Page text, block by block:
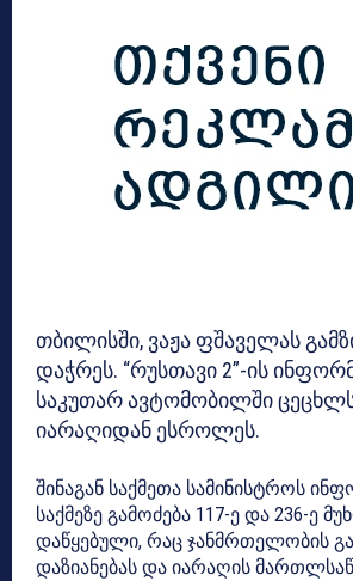
თბილისში, ვაჟა ფშაველას
დაჭრეს. “რუსთავი 2”-ის
საკუთარ ავტომობილში
იარაღიდან ესროლეს.
შინაგან საქმეთა სამინისტროს
საქმეზე გამოძება 117-ე და 236-ე
დაწყებული, რაც ჯანმრთელობის
დაზიანებას და იარაღის